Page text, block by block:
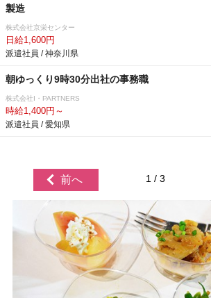
製造
株式会社京栄センター
日給1,600円
派遣社員 / 神奈川県
朝ゆっくり9時30分出社の事務職
株式会社I・PARTNERS
時給1,400円～
派遣社員 / 愛知県
前へ 1 / 3